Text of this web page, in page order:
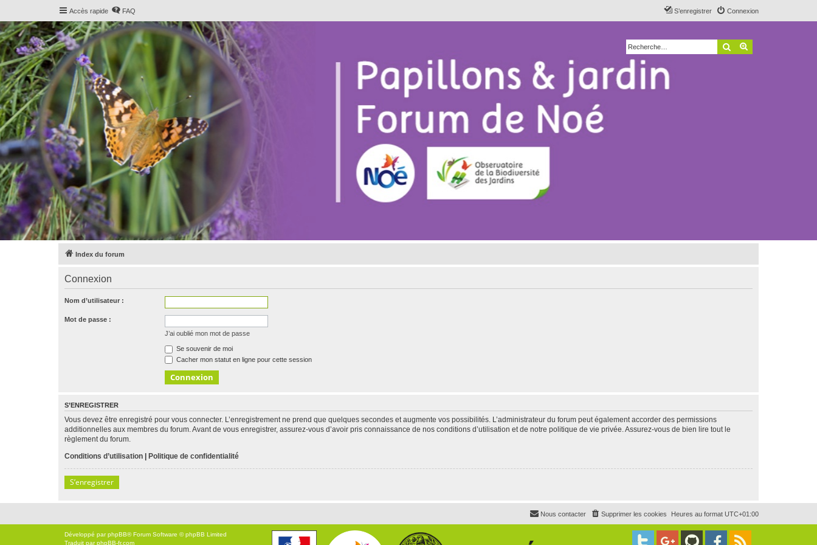
Accès rapide FAQ Connexion
S’enregistrer
Rechercher
Index du forum
Connexion
Nom d’utilisateur :
Mot de passe :
J’ai oublié mon mot de passe
Se souvenir de moi
Cacher mon statut en ligne pour cette session
S’ENREGISTRER
Vous devez être enregistré pour vous connecter. L’enregistrement ne prend que quelques secondes et augmente vos possibilités. L’administrateur du forum peut également accorder des permissions
additionnelles aux membres du forum. Avant de vous enregistrer, assurez-vous d’avoir pris connaissance de nos conditions d’utilisation et de notre politique de vie privée. Assurez-vous de bien lire tout le
règlement du forum.
Conditions d’utilisation | Politique de confidentialité
S’enregistrer
Heures au format UTC+01:00
Supprimer les cookies
Nous contacter
Développé parphpBB® Forum Software © phpBB Limited
Traduit parphpBB-fr.com